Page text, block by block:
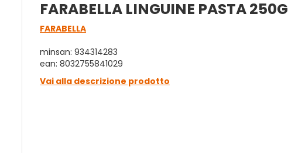
FARABELLA LINGUINE PASTA 250G
FARABELLA
minsan: 934314283
ean: 8032755841029
Vai alla descrizione prodotto